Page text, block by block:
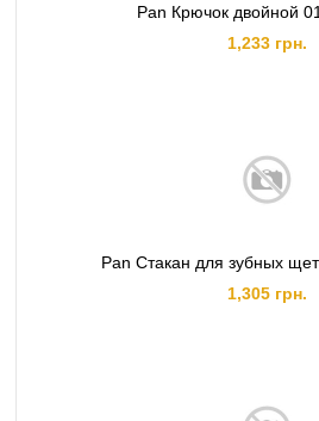
Pan Крючок двойной
1,233 грн.
Pan Стакан для зубных
1,305 грн.